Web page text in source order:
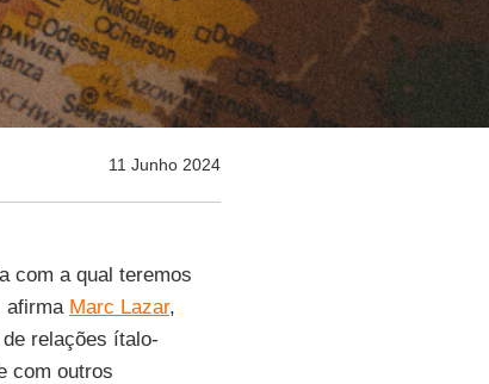
11 Junho 2024
com a qual teremos
afirma Marc Lazar,
relações ítalo-
com outros